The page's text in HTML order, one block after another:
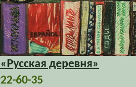
деревня»
60-35